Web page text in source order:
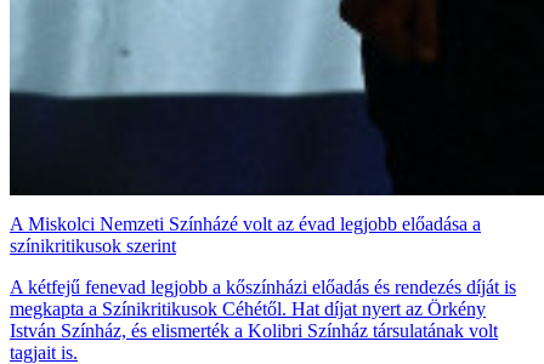
A Miskolci Nemzeti Színházé volt az évad legjobb előadása a
színikritikusok szerint
A kétfejű fenevad legjobb a kőszínházi előadás és rendezés díját is
megkapta a Színikritikusok Céhétől. Hat díjat nyert az Örkény
István Színház, és elismerték a Kolibri Színház társulatának volt
tagjait is.